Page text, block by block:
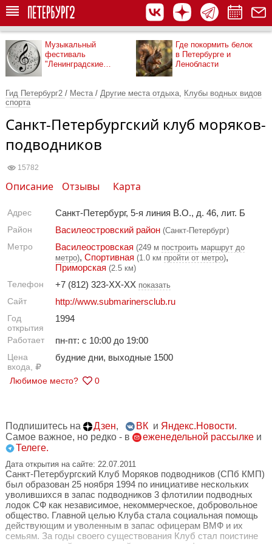
Музыкальный
фестиваль
"Ленинградские
Где покормить белок
в Петербурге и
Ленобласти
Гид Петербург2 / Места / Другие места отдыха, Клубы водных видов
спорта
Санкт-Петербургский клуб моряков-
подводников
15782
Описание Отзывы Карта
Адрес Санкт-Петербург, 5-я линия В.О., д. 46, лит. Б
Район Василеостровский район (Санкт-Петербург)
Метро Василеостровская (249 м построить маршрут до
метро), Спортивная (1.0 км пройти от метро),
Приморская (2.5 км)
Телефон +7 (812) 323-XX-XX показать
Сайт http://www.submarinersclub.ru
Год
открытия
1994
Работает пн-пт: с 10:00 до 19:00
Цена
входа,
будние дни, выходные 1500
Любимое место? 0
Подпишитесь на Дзен, ВК и Яндекс.Новости.
Самое важное, но редко - в
еженедельной рассылке и
Телеге.
Дата открытия на сайте: 22.07.2011
Санкт-Петербургский Клуб Моряков подводников (СПб КМП)
был образован 25 ноября 1994 по инициативе нескольких
уволившихся в запас подводников 3 флотилии подводных
лодок СФ как независимое, некоммерческое, добровольное
общество. Главной целью Клуба стала социальная помощь
действующим и уволенным в запас офицерам ВМФ и их
семьям. За годы своего существования Клуб стал поистине